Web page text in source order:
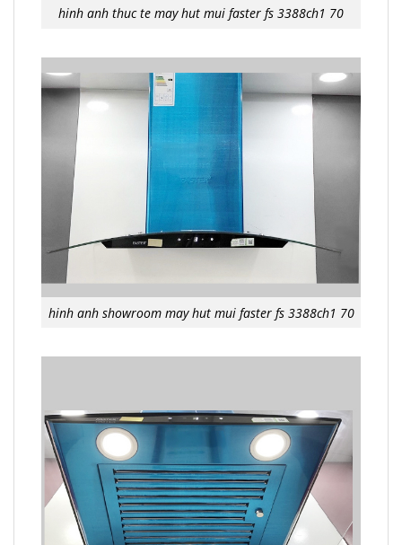
hinh anh thuc te may hut mui faster fs 3388ch1 70
hinh anh showroom may hut mui faster fs 3388ch1 70